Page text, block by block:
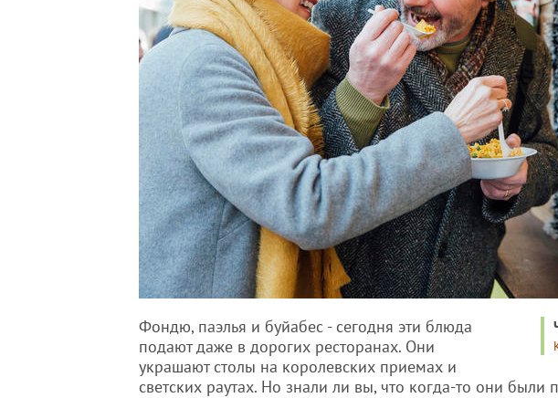
Фондю, паэлья и буйабес - сегодня эти блюда
подают даже в дорогих ресторанах. Они
украшают столы на королевских приемах и
светских раутах. Но знали ли вы, что когда-то они были